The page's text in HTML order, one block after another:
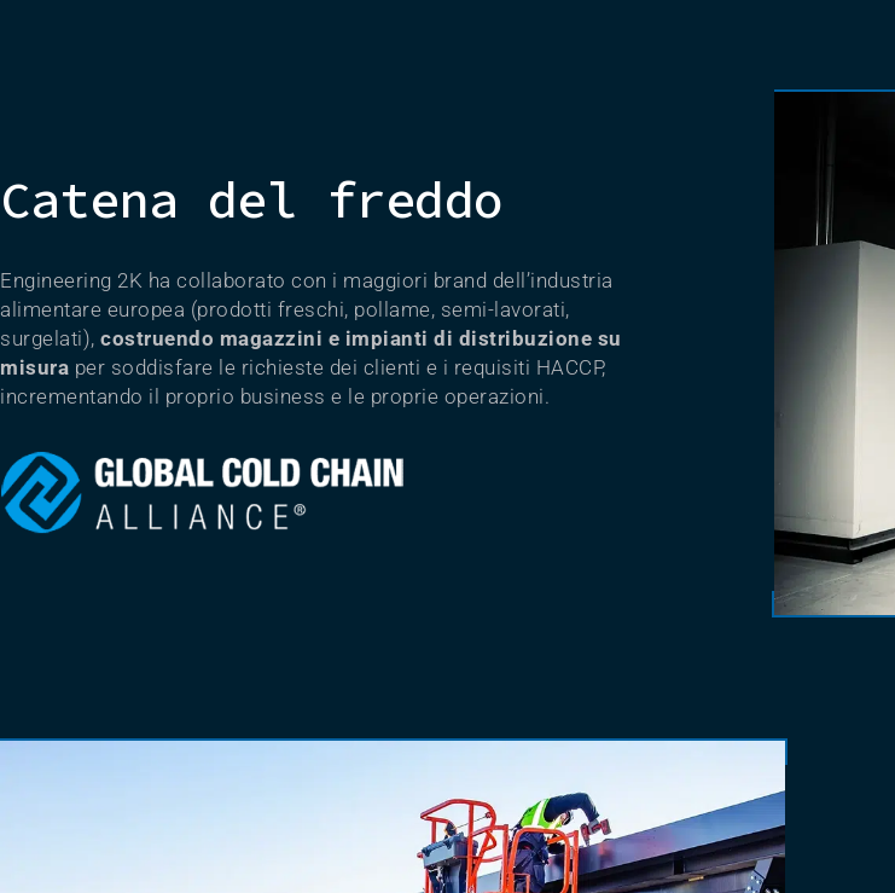
Catena del freddo
Engineering 2K ha collaborato con i maggiori brand dell’industria
alimentare europea (prodotti freschi, pollame, semi-lavorati,
surgelati), costruendo magazzini e impianti di distribuzione su
misura per soddisfare le richieste dei clienti e i requisiti HACCP,
incrementando il proprio business e le proprie operazioni.